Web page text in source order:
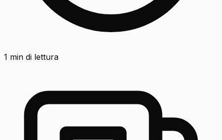
1 min di lettura